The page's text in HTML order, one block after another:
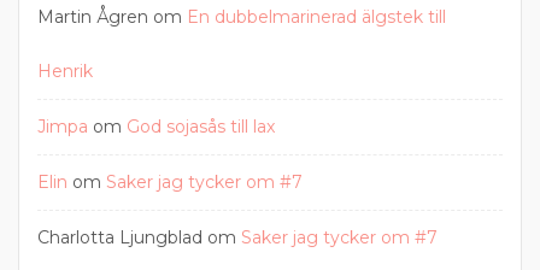
Martin Ågren om En dubbelmarinerad älgstek till
Henrik
Jimpa om God sojasås till lax
Elin om Saker jag tycker om #7
Charlotta Ljungblad om Saker jag tycker om #7